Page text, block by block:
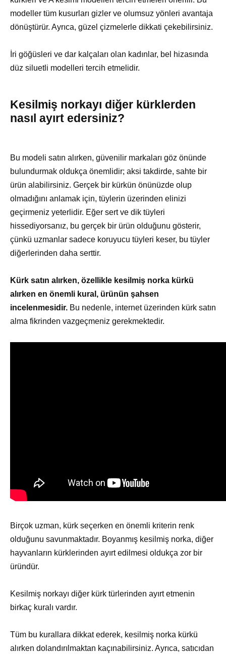
modeller tüm kusurları gizler ve olumsuz yönleri avantaja
dönüştürür. Ayrıca, güzel çizmelerle dikkati çekebilirsiniz.
İri göğüsleri ve dar kalçaları olan kadınlar, bel hizasında
düz siluetli modelleri tercih etmelidir.
Kesilmiş norkayı diğer kürklerden
nasıl ayırt edersiniz?
Bu modeli satın alırken, güvenilir markaları göz önünde
bulundurmak oldukça önemlidir; aksi takdirde, sahte bir
ürün alabilirsiniz. Gerçek bir kürkün önünüzde olup
olmadığını anlamak için, tüylerin üzerinden elinizi
geçirmeniz yeterlidir. Eğer sert ve dik tüyleri
hissediyorsanız, bu gerçek bir ürün olduğunu gösterir,
çünkü uzmanlar sadece koruyucu tüyleri keser, bu tüyler
diğerlerinden daha serttir.
Kürk satın alırken, özellikle kesilmiş norka kürkü
alırken en önemli kural, ürünün şahsen
incelenmesidir. Bu nedenle, internet üzerinden kürk satın
alma fikrinden vazgeçmeniz gerekmektedir.
Birçok uzman, kürk seçerken en önemli kriterin renk
olduğunu savunmaktadır. Boyanmış kesilmiş norka, diğer
hayvanların kürklerinden ayırt edilmesi oldukça zor bir
üründür.
Kesilmiş norkayı diğer kürk türlerinden ayırt etmenin
birkaç kuralı vardır.
Tüm bu kurallara dikkat ederek, kesilmiş norka kürkü
alırken dolandırılmaktan kaçınabilirsiniz. Ayrıca, satıcıdan